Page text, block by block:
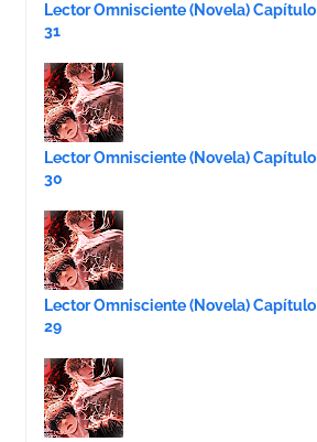
Lector Omnisciente (Novela) Capítulo
31
Lector Omnisciente (Novela) Capítulo
30
Lector Omnisciente (Novela) Capítulo
29